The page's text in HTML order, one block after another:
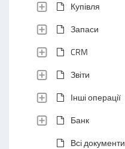
Купівля
Запаси
CRM
Звіти
Інші операції
Банк
Всі документи